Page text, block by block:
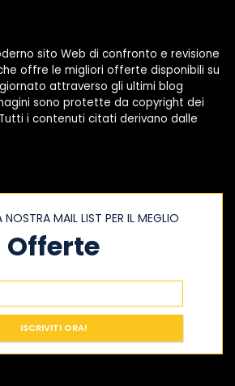
sito Web di confronto e revisione
offre le migliori offerte disponibili su
attraverso gli ultimi blog
sono protette da copyright dei
i contenuti citati derivano dalle
NOSTRA MAIL LIST PER IL MEGLIO
Offerte